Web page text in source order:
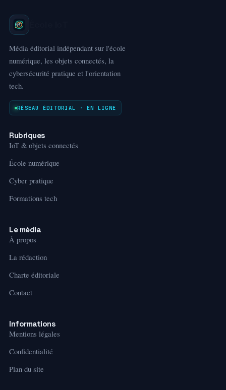
Média éditorial indépendant sur l'école
numérique, les objets connectés, la
cybersécurité pratique et l'orientation
tech.
RÉSEAU ÉDITORIAL · EN LIGNE
Rubriques
IoT & objets connectés
École numérique
Cyber pratique
Formations tech
Le média
À propos
La rédaction
Charte éditoriale
Contact
Informations
Mentions légales
Confidentialité
Plan du site